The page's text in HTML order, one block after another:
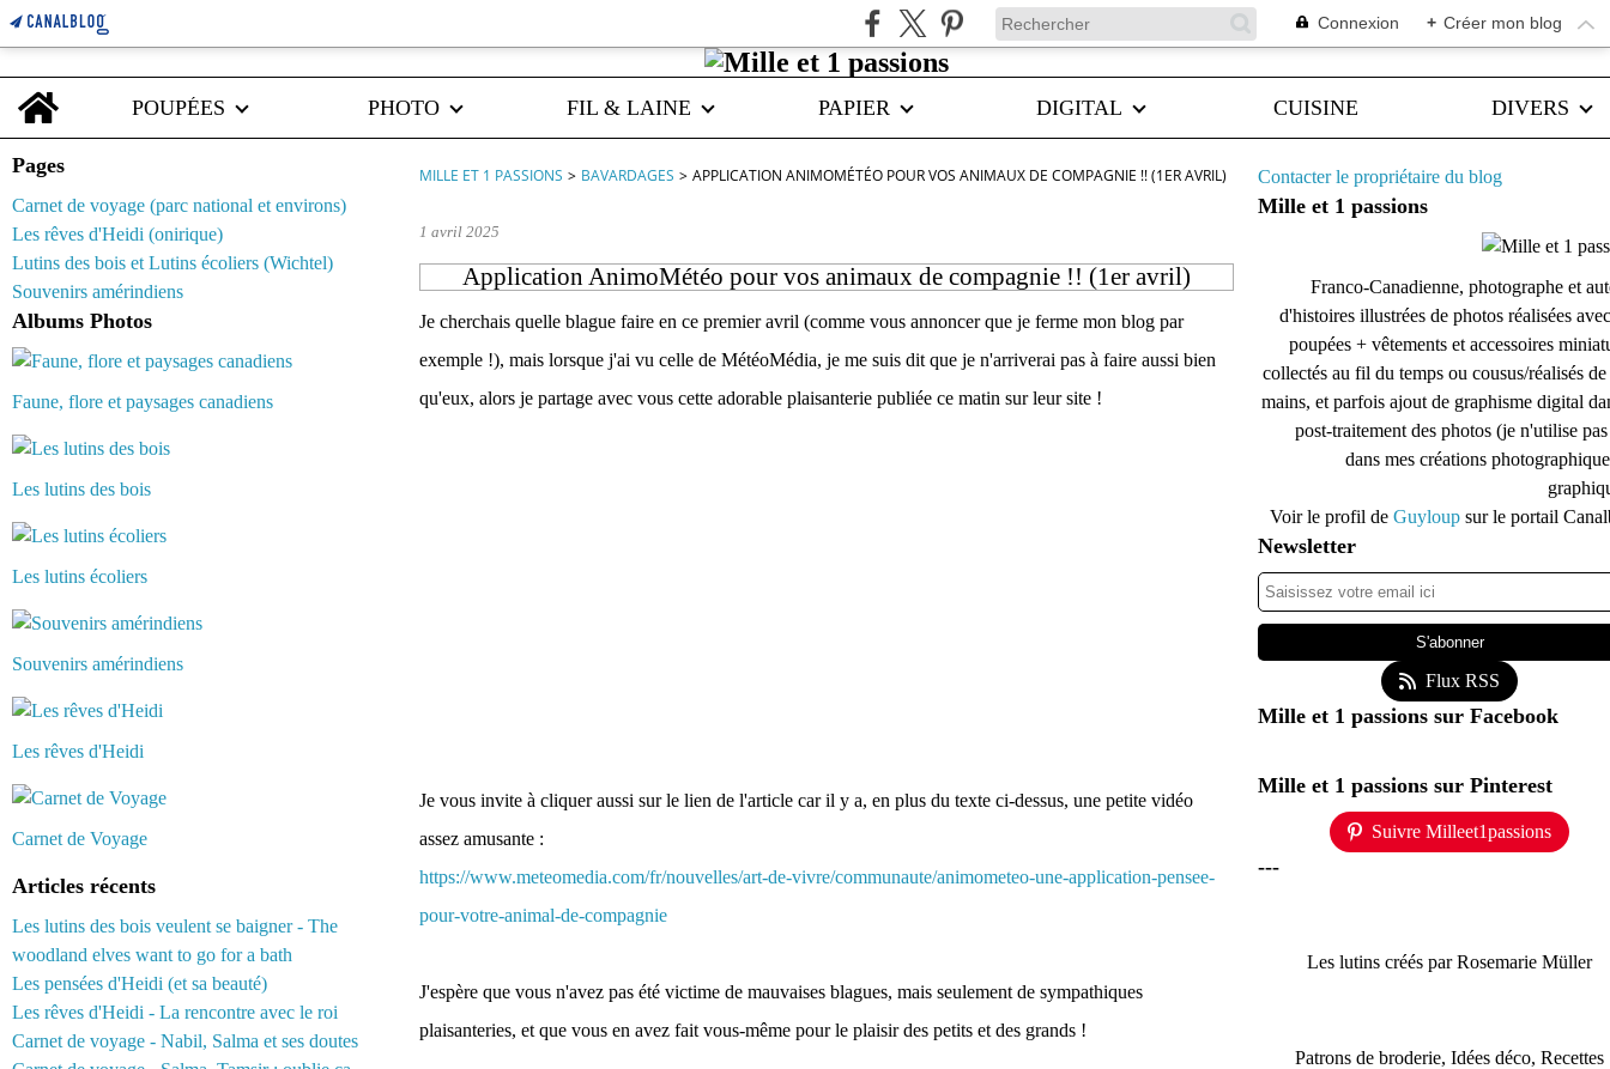
Connexion + Créer mon blog
Home
POUPÉES
PHOTO FIL & LAINE PAPIER DIGITAL CUISINE DIVERS
Pages
Carnet de voyage (parc national et environs)
Les rêves d'Heidi (onirique)
Lutins des bois et Lutins écoliers (Wichtel)
Souvenirs amérindiens
Albums Photos
Faune, flore et paysages canadiens
Les lutins des bois
Les lutins écoliers
Souvenirs amérindiens
Les rêves d'Heidi
Carnet de Voyage
Articles récents
Les lutins des bois veulent se baigner - The
woodland elves want to go for a bath
Les pensées d'Heidi (et sa beauté)
Les rêves d'Heidi - La rencontre avec le roi
Carnet de voyage - Nabil, Salma et ses doutes
MILLE ET 1 PASSIONS > BAVARDAGES > APPLICATION ANIMOMÉTÉO POUR VOS ANIMAUX DE COMPAGNIE !! (1ER AVRIL)
1 avril 2025
Application AnimoMétéo pour vos animaux de compagnie !! (1er avril)
Je cherchais quelle blague faire en ce premier avril (comme vous annoncer que je ferme mon blog par
exemple !), mais lorsque j'ai vu celle de MétéoMédia, je me suis dit que je n'arriverai pas à faire aussi bien
qu'eux, alors je partage avec vous cette adorable plaisanterie publiée ce matin sur leur site !
Je vous invite à cliquer aussi sur le lien de l'article car il y a, en plus du texte ci-dessus, une petite vidéo
assez amusante :
https://www.meteomedia.com/fr/nouvelles/art-de-vivre/communaute/animometeo-une-application-pensee-
pour-votre-animal-de-compagnie
J'espère que vous n'avez pas été victime de mauvaises blagues, mais seulement de sympathiques
plaisanteries, et que vous en avez fait vous-même pour le plaisir des petits et des grands !
Contacter le propriétaire du blog
Mille et 1 passions
Franco-Canadienne, photographe et
d'histoires illustrées de photos réalisées
poupées + vêtements et accessoires
collectés au fil du temps ou cousus/réalisés de
mains, et parfois ajout de graphisme digital
post-traitement des photos (je n'utilise
dans mes créations
Voir le profil de Guyloup sur le portail
Newsletter
Flux RSS
Mille et 1 passions sur Facebook
Mille et 1 passions sur Pinterest
Suivre Milleet1passions
---
Les lutins créés par Rosemarie Müller
Patrons de broderie, Idées déco, Recettes